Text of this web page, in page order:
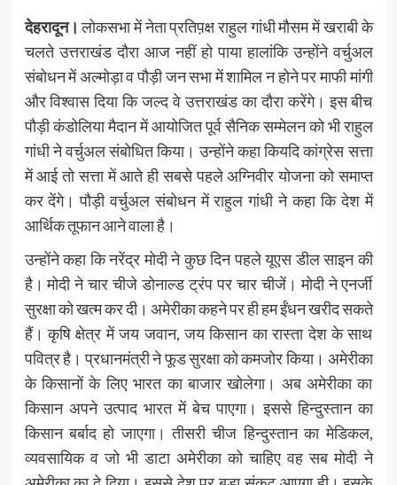
देहरादून। लोकसभा में नेता प्रतिप़क्ष राहुल गांधी मौसम में खराबी के
चलते उत्तराखंड दौरा आज नहीं हो पाया हालांकि उन्होंने वर्चुअल
संबोधन में अल्मोड़ा व पौड़ी जन सभा में शामिल न होने पर माफी मांगी
और विश्वास दिया कि जल्द वे उत्तराखंड का दौरा करेंगे। इस बीच
पौड़ी कंडोलिया मैदान में आयोजित पूर्व सैनिक सम्मेलन को भी राहुल
गांधी ने वर्चुअल संबोधित किया। उन्होंने कहा कियदि कांग्रेस सत्ता
में आई तो सत्ता में आते ही सबसे पहले अग्निवीर योजना को समाप्त
कर देंगे। पौड़ी वर्चुअल संबोधन में राहुल गांधी ने कहा कि देश में
आर्थिक तूफान आने वाला है।
उन्होंने कहा कि नरेंद्र मोदी ने कुछ दिन पहले यूएस डील साइन की
है। मोदी ने चार चीजे डोनाल्ड ट्रंप पर चार चीजें। मोदी ने एनर्जी
सुरक्षा को खत्म कर दी। अमेरीका कहने पर ही हम ईंधन खरीद सकते
हैं। कृषि क्षेत्र में जय जवान, जय किसान का रास्ता देश के साथ
पवित्र है। प्रधानमंत्री ने फूड सुरक्षा को कमजोर किया। अमेरीका
के किसानों के लिए भारत का बाजार खोलेगा। अब अमेरीका का
किसान अपने उत्पाद भारत में बेच पाएगा। इससे हिन्दुस्तान का
किसान बर्बाद हो जाएगा। तीसरी चीज हिन्दुस्तान का मेडिकल,
व्यवसायिक व जो भी डाटा अमेरीका को चाहिए वह सब मोदी ने